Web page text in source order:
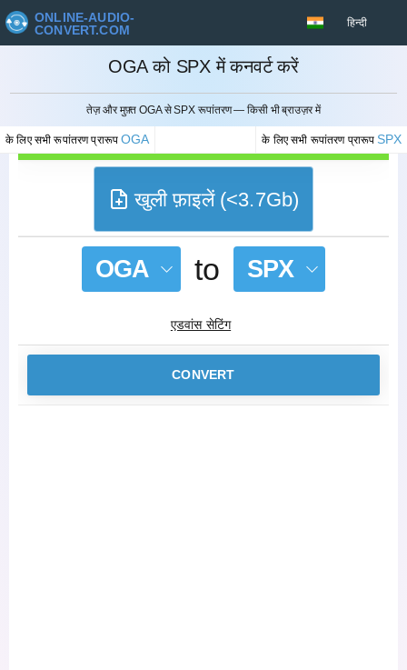
ONLINE-AUDIO-
CONVERT.COM
हिन्दी
OGA को SPX में कनवर्ट करें
तेज़ और मुफ़्त OGA से SPX रूपांतरण — किसी भी ब्राउज़र में
के लिए सभी रूपांतरण प्रारूपOGA के लिए सभी रूपांतरण प्रारूप SPX
रद्द करना
खुली फ़ाइलें (<3.7Gb)
OGA to SPX
एडवांस सेटिंग
CONVERT